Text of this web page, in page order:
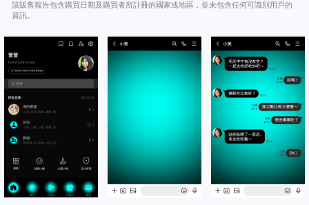
該販售報告包含購買日期及購買者所註冊的國家或地區，並未包含任何可識別用戶的
資訊。